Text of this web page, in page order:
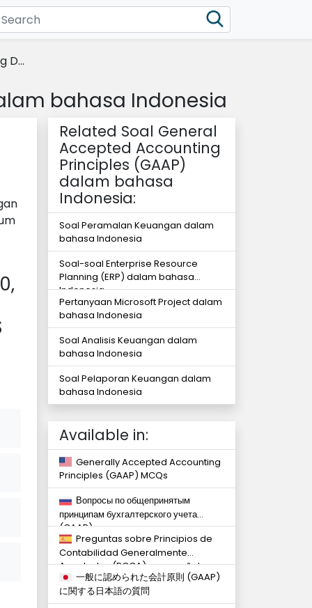
D...
bahasa Indonesia
Related Soal General
Accepted Accounting
Principles (GAAP)
dalam bahasa
Indonesia:
Soal Peramalan Keuangan dalam
bahasa Indonesia
Soal-soal Enterprise Resource
Planning (ERP) dalam bahasa
Indonesia
Pertanyaan Microsoft Project dalam
bahasa Indonesia
Soal Analisis Keuangan dalam
bahasa Indonesia
Soal Pelaporan Keuangan dalam
bahasa Indonesia
Available in:
Generally Accepted Accounting
Principles (GAAP) MCQs
Вопросы по общепринятым
принципам бухгалтерского учета
(GAAP) на русском языке
Preguntas sobre Principios de
Contabilidad Generalmente
Aceptados (PCGA) en español
一般に認められた会計原則 (GAAP)
に関する日本語の質問